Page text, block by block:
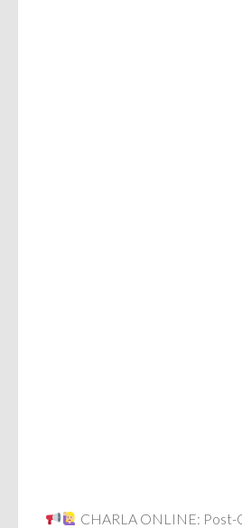
CHARLA ONLINE: